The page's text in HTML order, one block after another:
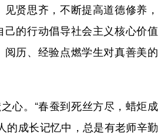
贤思齐，不断提高道德修养，
的行动倡导社会主义核心价值
历、经验点燃学生对真善美的
心。“春蚕到死丝方尽，蜡炬成
的成长记忆中，总是有老师辛勤